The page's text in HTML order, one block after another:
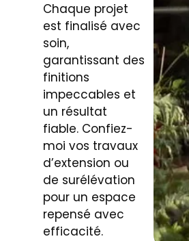
Chaque projet
est finalisé avec
soin,
garantissant des
finitions
impeccables et
un résultat
fiable. Confiez-
moi vos travaux
d’extension ou
de surélévation
pour un espace
repensé avec
efficacité.